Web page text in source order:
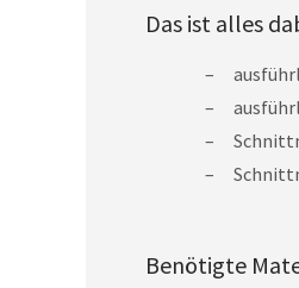
Das ist alles
Benötigte